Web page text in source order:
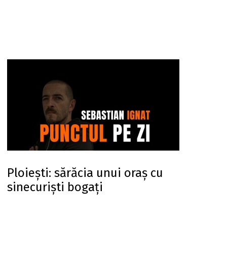
Ploiești: sărăcia unui oraș cu
sinecuriști bogați